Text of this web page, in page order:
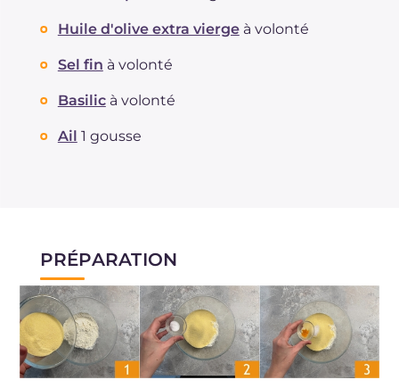
Huile d'olive extra vierge à volonté
Sel fin à volonté
Basilic à volonté
Ail 1 gousse
PRÉPARATION